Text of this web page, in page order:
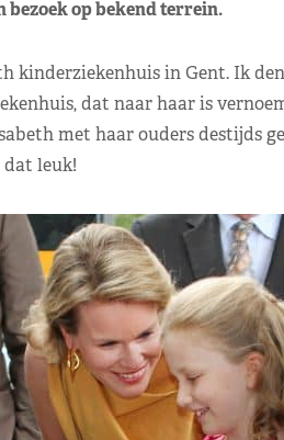
bezoek op bekend terrein.
kinderziekenhuis in Gent. Ik
dat naar haar is
met haar ouders destijds
dat leuk!